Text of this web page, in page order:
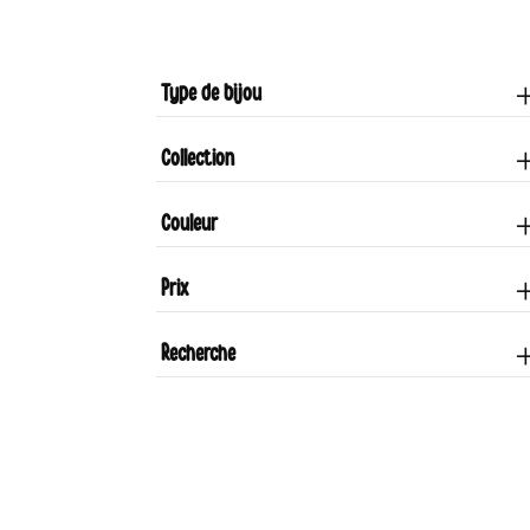
Type de bijou
Collection
Couleur
Prix
Recherche